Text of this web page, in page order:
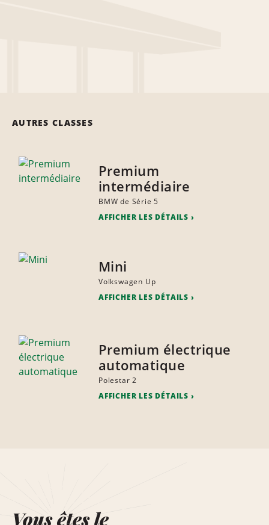
AUTRES CLASSES
Premium
intermédiaire
BMW de Série 5
AFFICHER LES DÉTAILS
Mini
Volkswagen Up
AFFICHER LES DÉTAILS
Premium électrique
automatique
Polestar 2
AFFICHER LES DÉTAILS
Vous êtes le